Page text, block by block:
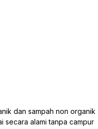
dan sampah non organik
secara alami tanpa campur